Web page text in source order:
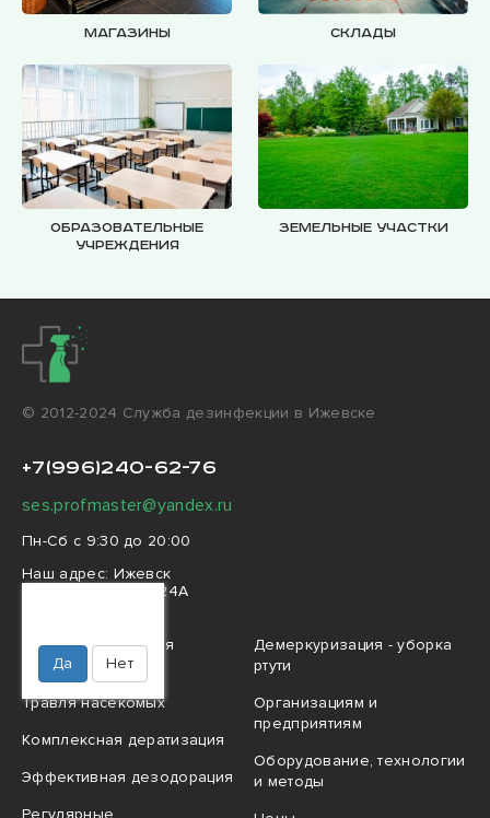
Магазины Склады
Образовательные
учреждения
Земельные участки
© 2012-2024 Cлужба дезинфекции в Ижевске
+7(996)240-62-76
ses.profmaster@yandex.ru
Пн-Сб с 9:30 до 20:00
Наш адрес: Ижевск
Да Нет
Советская улица, 24А
Профессиональная
дезинфекция
Травля насекомых
Комплексная дератизация
Эффективная дезодорация
Демеркуризация - уборка
ртути
Организациям и
предприятиям
Оборудование, технологии
и методы